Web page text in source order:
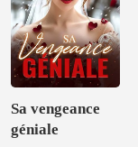
Sa vengeance
géniale